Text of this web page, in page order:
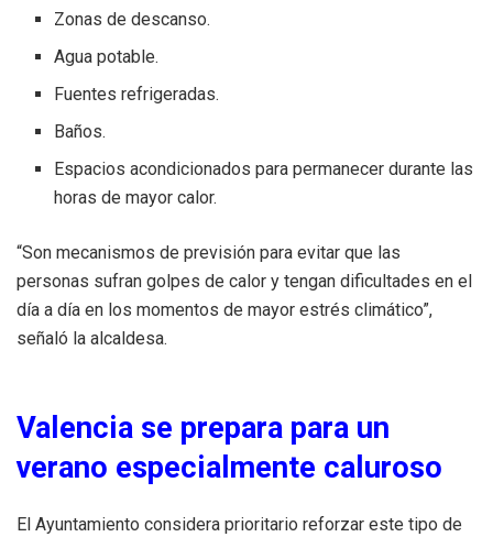
Zonas de descanso.
Agua potable.
Fuentes refrigeradas.
Baños.
Espacios acondicionados para permanecer durante las
horas de mayor calor.
“Son mecanismos de previsión para evitar que las
personas sufran golpes de calor y tengan dificultades en el
día a día en los momentos de mayor estrés climático”,
señaló la alcaldesa.
Valencia se prepara para un
verano especialmente caluroso
El Ayuntamiento considera prioritario reforzar este tipo de